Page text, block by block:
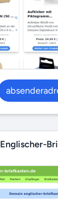
Englischer-